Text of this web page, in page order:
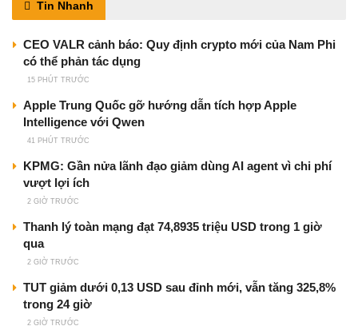
Tin Nhanh
CEO VALR cảnh báo: Quy định crypto mới của Nam Phi
có thể phản tác dụng
15 PHÚT TRƯỚC
Apple Trung Quốc gỡ hướng dẫn tích hợp Apple
Intelligence với Qwen
41 PHÚT TRƯỚC
KPMG: Gần nửa lãnh đạo giảm dùng AI agent vì chi phí
vượt lợi ích
2 GIỜ TRƯỚC
Thanh lý toàn mạng đạt 74,8935 triệu USD trong 1 giờ
qua
2 GIỜ TRƯỚC
TUT giảm dưới 0,13 USD sau đỉnh mới, vẫn tăng 325,8%
trong 24 giờ
2 GIỜ TRƯỚC